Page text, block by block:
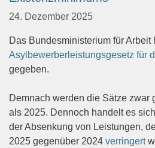
24. Dezember 2025
Das Bundesministerium für Arbeit
Asylbewerberleistungsgesetz für
gegeben.
Demnach werden die Sätze zwar
als 2025. Dennoch handelt es
der Absenkung von Leistungen,
2025 gegenüber 2024 verringert